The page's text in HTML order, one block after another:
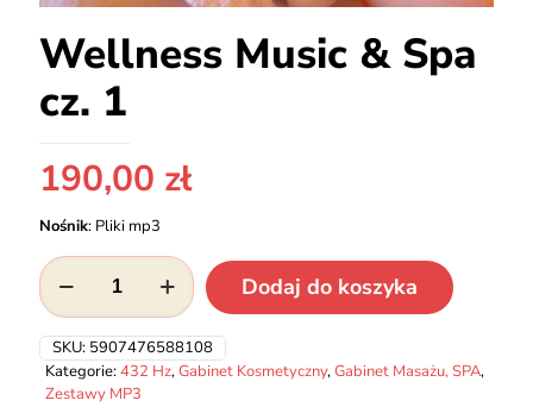
Wellness Music & Spa
cz. 1
190,00 zł
Nośnik: Pliki mp3
ilość
Wellness
Music
&
Spa
cz.
1
Dodaj do koszyka
SKU: 5907476588108
Kategorie:432 Hz,Gabinet Kosmetyczny,Gabinet Masażu, SPA,
Zestawy MP3